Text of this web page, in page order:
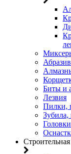
Биты и
Лезвия
Пилки,
Зубила,